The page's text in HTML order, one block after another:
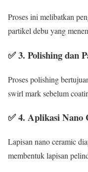
Proses ini melibatkan
partikel debu yang
✅3. Polishing dan
Proses polishing
swirl mark sebelum
✅4. Aplikasi Nano
Lapisan nano ceramic
membentuk lapisan